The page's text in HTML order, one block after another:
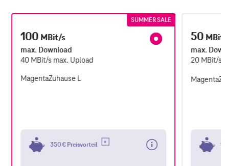
100 MBit/s
max. Download
40 MBit/s max. Upload
SUMMER SALE
MagentaZuhause L
350 € Preisvorteil
50 MBit/
max.
20 MBit/s